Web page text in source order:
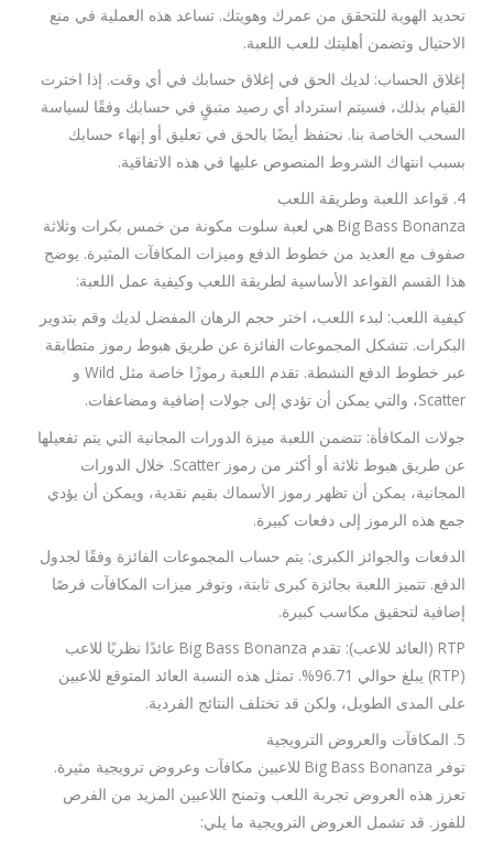
تحديد الهوية للتحقق من عمرك وهويتك. تساعد هذه العملية في منع
الاحتيال وتضمن أهليتك للعب اللعبة.
إغلاق الحساب: لديك الحق في إغلاق حسابك في أي وقت. إذا اخترت
القيام بذلك، فسيتم استرداد أي رصيد متبقٍ في حسابك وفقًا لسياسة
السحب الخاصة بنا. نحتفظ أيضًا بالحق في تعليق أو إنهاء حسابك
بسبب انتهاك الشروط المنصوص عليها في هذه الاتفاقية.
4. قواعد اللعبة وطريقة اللعب
Big Bass Bonanza هي لعبة سلوت مكونة من خمس بكرات وثلاثة
صفوف مع العديد من خطوط الدفع وميزات المكافآت المثيرة. يوضح
هذا القسم القواعد الأساسية لطريقة اللعب وكيفية عمل اللعبة:
كيفية اللعب: لبدء اللعب، اختر حجم الرهان المفضل لديك وقم بتدوير
البكرات. تتشكل المجموعات الفائزة عن طريق هبوط رموز متطابقة
عبر خطوط الدفع النشطة. تقدم اللعبة رموزًا خاصة مثل Wild و
Scatter، والتي يمكن أن تؤدي إلى جولات إضافية ومضاعفات.
جولات المكافأة: تتضمن اللعبة ميزة الدورات المجانية التي يتم تفعيلها
عن طريق هبوط ثلاثة أو أكثر من رموز Scatter. خلال الدورات
المجانية، يمكن أن تظهر رموز الأسماك بقيم نقدية، ويمكن أن يؤدي
جمع هذه الرموز إلى دفعات كبيرة.
الدفعات والجوائز الكبرى: يتم حساب المجموعات الفائزة وفقًا لجدول
الدفع. تتميز اللعبة بجائزة كبرى ثابتة، وتوفر ميزات المكافآت فرصًا
إضافية لتحقيق مكاسب كبيرة.
RTP (العائد للاعب): تقدم Big Bass Bonanza عائدًا نظريًا للاعب
(RTP) يبلغ حوالي 96.71%. تمثل هذه النسبة العائد المتوقع للاعبين
على المدى الطويل، ولكن قد تختلف النتائج الفردية.
5. المكافآت والعروض الترويجية
توفر Big Bass Bonanza للاعبين مكافآت وعروض ترويجية مثيرة.
تعزز هذه العروض تجربة اللعب وتمنح اللاعبين المزيد من الفرص
للفوز. قد تشمل العروض الترويجية ما يلي: